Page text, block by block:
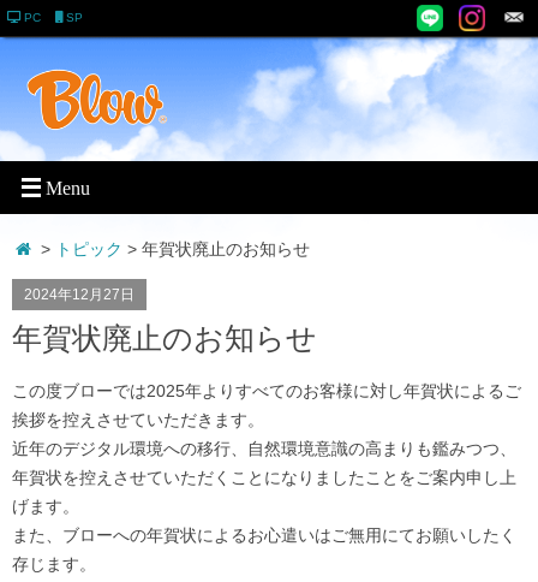
PC SP
> トピック > 年賀状廃止のお知らせ
2024年12月27日
年賀状廃止のお知らせ
この度ブローでは2025年よりすべてのお客様に対し年賀状によるご
挨拶を控えさせていただきます。
近年のデジタル環境への移行、自然環境意識の高まりも鑑みつつ、
年賀状を控えさせていただくことになりましたことをご案内申し上
げます。
また、ブローへの年賀状によるお心遣いはご無用にてお願いしたく
存じます。